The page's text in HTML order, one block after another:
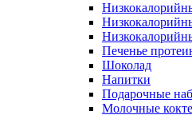
Печенье
Шоколад
Напитки
Подарочные
Молочные